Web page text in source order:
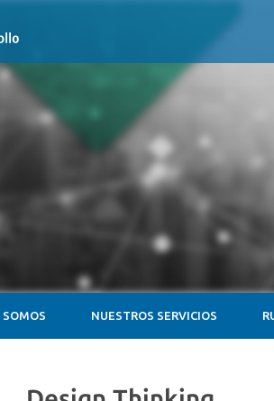
SOMOS NUESTROS SERVICIOS